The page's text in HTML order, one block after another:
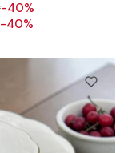
-40%
-40%